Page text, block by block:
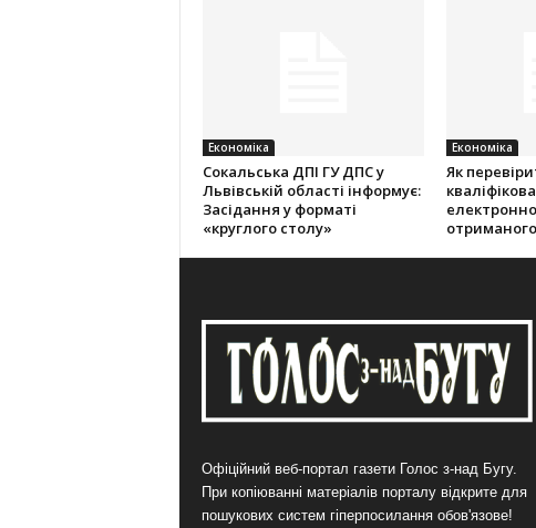
Економіка
Cокальська ДПІ ГУ ДПС у
Львівській області інформує:
Засідання у форматі
«круглого столу»
Економіка
Як
Офіційний веб-портал газети Голос з-над Бугу.
При копіюванні матеріалів порталу відкрите для
пошукових систем гіперпосилання обов'язове!